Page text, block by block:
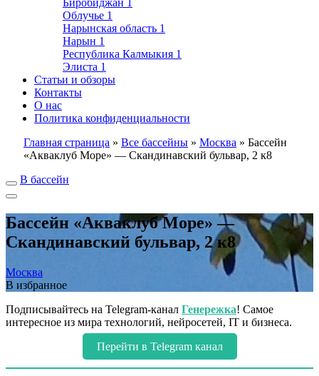
Биробиджан 1
Облучье 1
Нарынская область 1
Нарын 1
Республика Калмыкия 1
Элиста 1
Статьи и обзоры
Контакты
О нас
Политика конфиденциальности
Главная страница » Все бассейны » Москва » Бассейн
«Акваклуб Море» — Скандинавский бульвар, 2 к8
В бассейн
Бассейн «Акваклуб Море» —
Скандинавский бульвар, 2 к8
Москва
В избранное
Подписывайтесь на Telegram-канал Генережка! Самое
интересное из мира технологий, нейросетей, IT и бизнеса.
Перейти в Telegram канал